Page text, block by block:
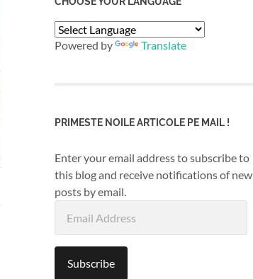
Powered by Translate
PRIMESTE NOILE ARTICOLE PE MAIL !
Enter your email address to subscribe to
this blog and receive notifications of new
posts by email.
Address
Subscribe